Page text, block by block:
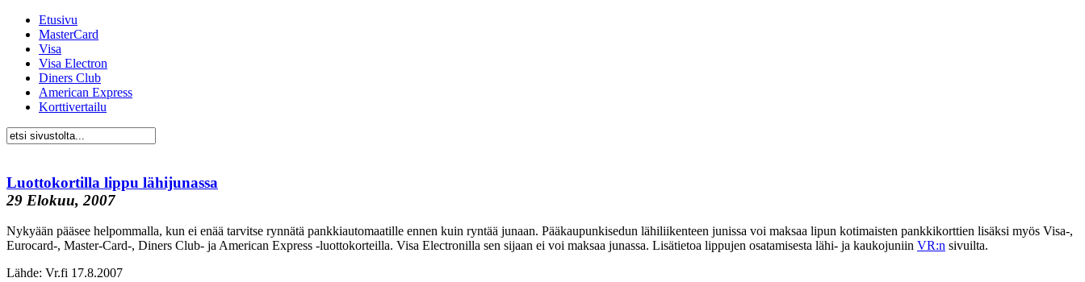
Etusivu
MasterCard
Visa
Visa Electron
Diners Club
American Express
Korttivertailu
Luottokortilla lippu lähijunassa
29 Elokuu, 2007
Nykyään pääsee helpommalla, kun ei enää tarvitse rynnätä pankkiautomaatille ennen kuin ryntää junaan. Pääkaupunkisedun lähiliikenteen junissa voi maksaa lipun kotimaisten pankkikorttien lisäksi myös Visa-,
Eurocard-, Master-Card-, Diners Club- ja American Express -luottokorteilla. Visa Electronilla sen sijaan ei voi maksaa junassa. Lisätietoa lippujen osatamisesta lähi- ja kaukojuniin VR:n sivuilta.
Lähde: Vr.fi 17.8.2007